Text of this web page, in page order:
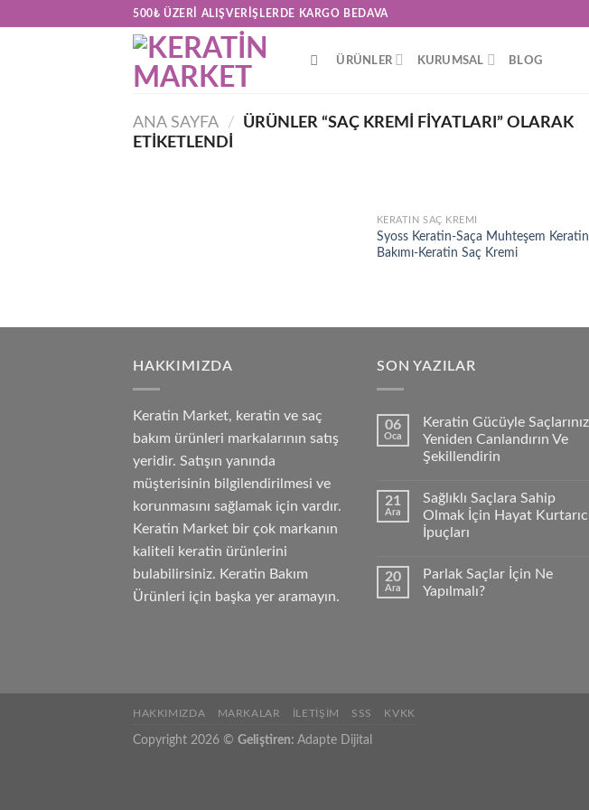
500₺ ÜZERI ALIŞVERIŞLERDE KARGO BEDAVA
ÜRÜNLER KURUMSAL BLOG
ANA SAYFA / ÜRÜNLER “SAÇ KREMI FIYATLARI” OLARAK
ETIKETLENDI
Add to
KERATIN SAÇ KREMI
Syoss Keratin-Saça Muhteşem Keratin
Bakımı-Keratin Saç Kremi
HAKKIMIZDA
Keratin Market, keratin ve saç
bakım ürünleri markalarının satış
yeridir. Satışın yanında
müşterisinin bilgilendirilmesi ve
korunmasını sağlamak için vardır.
Keratin Market bir çok markanın
kaliteli keratin ürünlerini
bulabilirsiniz. Keratin Bakım
Ürünleri için başka yer aramayın.
SON YAZILAR
06
Oca
Keratin Gücüyle
Yeniden Canlandırın Ve
Şekillendirin
21
Ara
Sağlıklı Saçlara Sahip
Olmak İçin Hayat
İpuçları
20
Ara
Parlak Saçlar İçin Ne
Yapılmalı?
HAKKIMIZDA MARKALAR İLETIŞIM SSS KVKK
Copyright 2026 © Geliştiren: Adapte Dijital